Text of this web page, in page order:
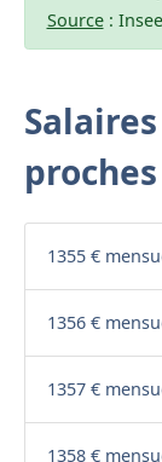
Source:
proches
1355 €
1356 €
1357 €
1358 €